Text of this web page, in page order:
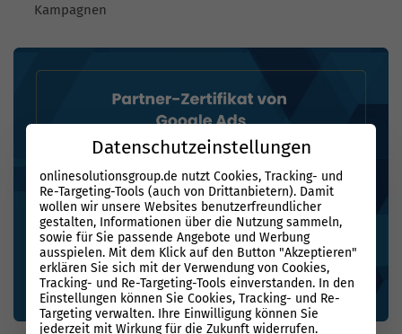
Kampagnen
Datenschutzeinstellungen
onlinesolutionsgroup.de nutzt Cookies, Tracking- und
Re-Targeting-Tools (auch von Drittanbietern). Damit
wollen wir unsere Websites benutzerfreundlicher
gestalten, Informationen über die Nutzung sammeln,
sowie für Sie passende Angebote und Werbung
ausspielen. Mit dem Klick auf den Button "Akzeptieren"
erklären Sie sich mit der Verwendung von Cookies,
Tracking- und Re-Targeting-Tools einverstanden. In den
Einstellungen können Sie Cookies, Tracking- und Re-
Targeting verwalten. Ihre Einwilligung können Sie
jederzeit mit Wirkung für die Zukunft widerrufen.